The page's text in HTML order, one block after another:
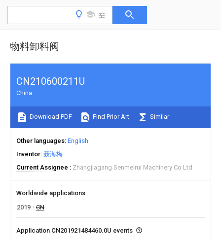
物料卸料阀
CN210600211U
China
Download PDF Find Prior Art Similar
Other languages English
Inventor 聂海梅
Current Assignee
Zhangjiagang Senmeirui Machinery Co Ltd
Worldwide applications
2019
CN
Application CN201921484460.0U events